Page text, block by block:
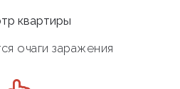
квартиры
очаги заражения